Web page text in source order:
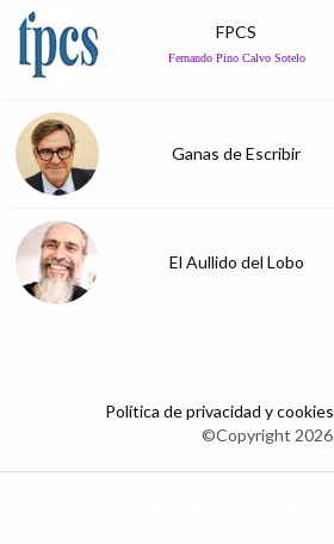
FPCS
Fernando Pino Calvo Sotelo
Ganas de Escribir
El Aullido del Lobo
Política de privacidad y cookies
©Copyright 2026